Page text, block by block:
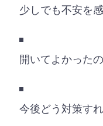
少しでも不安を
開いてよかった
今後どう対策す